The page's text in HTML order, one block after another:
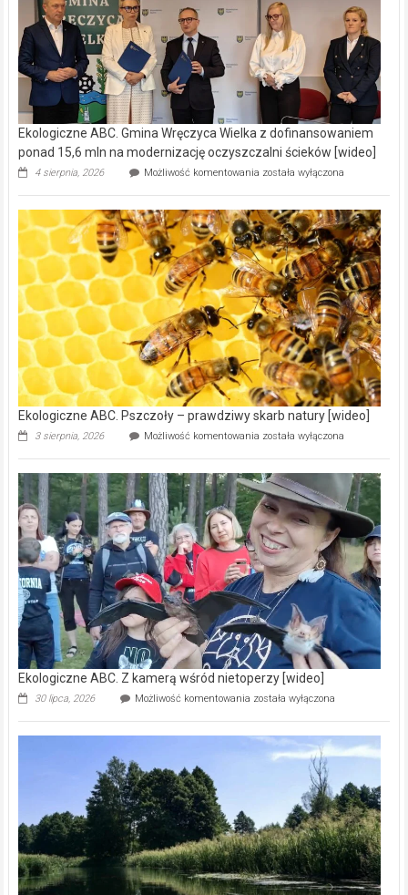
Ekologiczne ABC. Gmina Wręczyca Wielka z dofinansowaniem
ponad 15,6 mln na modernizację oczyszczalni ścieków [wideo]
4 sierpnia, 2026 Możliwość komentowania Ekologiczne
Wręczyca
Wielka
z
dofinansowaniem
ponad
15,6
mln
na
modernizację
oczyszczalni
ścieków
[wideo]
została wyłączona
Ekologiczne ABC. Pszczoły – prawdziwy skarb natury [wideo]
3 sierpnia, 2026 Możliwość komentowania Ekologiczne
–
prawdziwy
skarb
natury
[wideo]
została wyłączona
Ekologiczne ABC. Z kamerą wśród nietoperzy [wideo]
30 lipca, 2026 Możliwość komentowania Ekologiczne
kamerą
wśród
została wyłączona